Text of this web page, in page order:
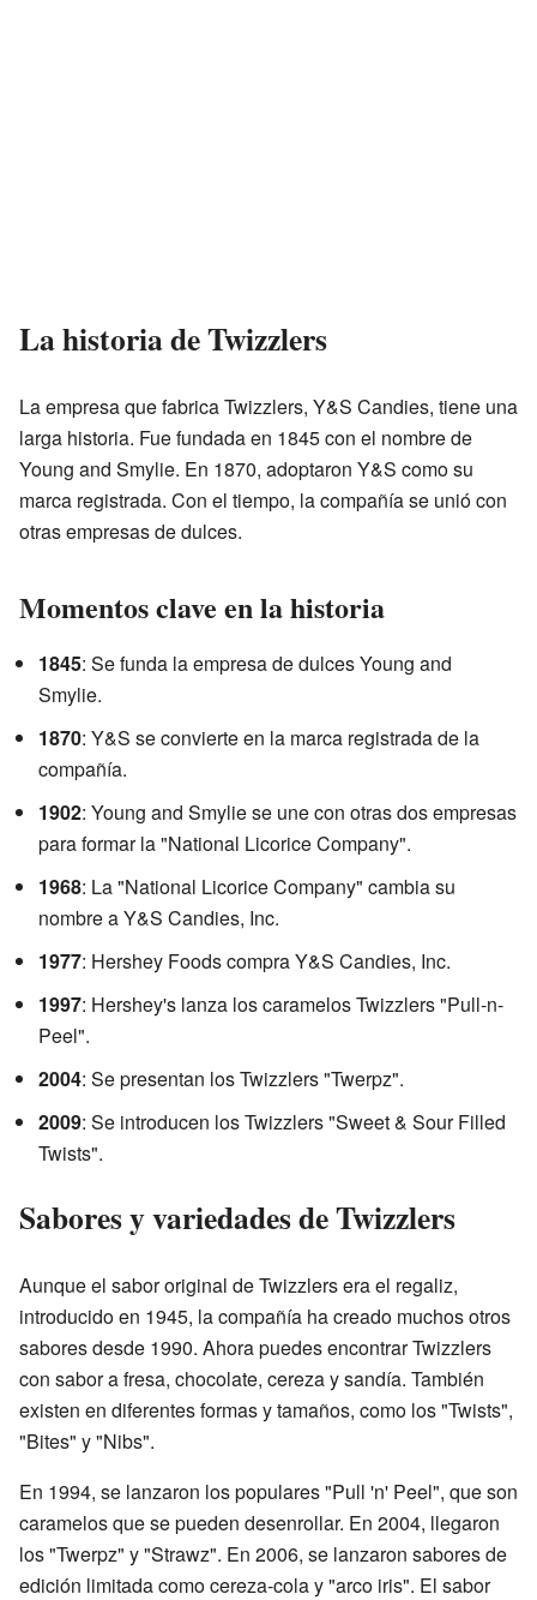
La historia de Twizzlers
La empresa que fabrica Twizzlers, Y&S Candies, tiene una
larga historia. Fue fundada en 1845 con el nombre de
Young and Smylie. En 1870, adoptaron Y&S como su
marca registrada. Con el tiempo, la compañía se unió con
otras empresas de dulces.
Momentos clave en la historia
1845: Se funda la empresa de dulces Young and
Smylie.
1870: Y&S se convierte en la marca registrada de la
compañía.
1902: Young and Smylie se une con otras dos empresas
para formar la "National Licorice Company".
1968: La "National Licorice Company" cambia su
nombre a Y&S Candies, Inc.
1977: Hershey Foods compra Y&S Candies, Inc.
1997: Hershey's lanza los caramelos Twizzlers "Pull-n-
Peel".
2004: Se presentan los Twizzlers "Twerpz".
2009: Se introducen los Twizzlers "Sweet & Sour Filled
Twists".
Sabores y variedades de Twizzlers
Aunque el sabor original de Twizzlers era el regaliz,
introducido en 1945, la compañía ha creado muchos otros
sabores desde 1990. Ahora puedes encontrar Twizzlers
con sabor a fresa, chocolate, cereza y sandía. También
existen en diferentes formas y tamaños, como los "Twists",
"Bites" y "Nibs".
En 1994, se lanzaron los populares "Pull 'n' Peel", que son
caramelos que se pueden desenrollar. En 2004, llegaron
los "Twerpz" y "Strawz". En 2006, se lanzaron sabores de
edición limitada como cereza-cola y "arco iris". El sabor